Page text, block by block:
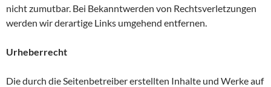
nicht zumutbar. Bei Bekanntwerden von Rechtsverletzungen
werden wir derartige Links umgehend entfernen.
Urheberrecht
Die durch die Seitenbetreiber erstellten Inhalte und Werke auf